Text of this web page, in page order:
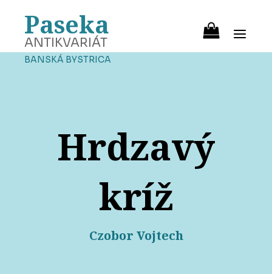
Paseka
ANTIKVARIÁT
BANSKÁ BYSTRICA
Hrdzavý
kríž
Czobor Vojtech